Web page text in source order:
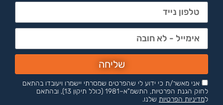
אני מאשר/ת כי ידוע לי שהפרטים שמסרתי יישמרו ויעובדו בהתאם
לחוק הגנת הפרטיות, התשמ"א–1981 (כולל תיקון 13), ובהתאם
למדיניות הפרטיות שלנו.
שליחה